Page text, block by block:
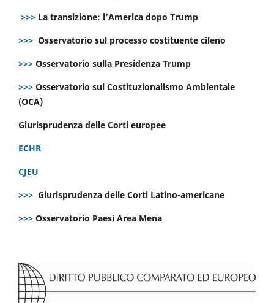
>>> La transizione: l’America dopo Trump
>>> Osservatorio sul processo costituente cileno
>>> Osservatorio sulla Presidenza Trump
>>> Osservatorio sul Costituzionalismo Ambientale
(OCA)
Giurisprudenza delle Corti europee
ECHR
CJEU
>>> Giurisprudenza delle Corti Latino-americane
>>> Osservatorio Paesi Area Mena